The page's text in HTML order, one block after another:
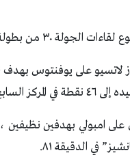
الايطالي ، والتي جاءت بالتفصيل على النحو التالي :
فاز لاتسيو على يوفنتوس
٥٩ نقطة في المركز الثالث.
على امبولي بهدفين
في الدقيقة ٨١.